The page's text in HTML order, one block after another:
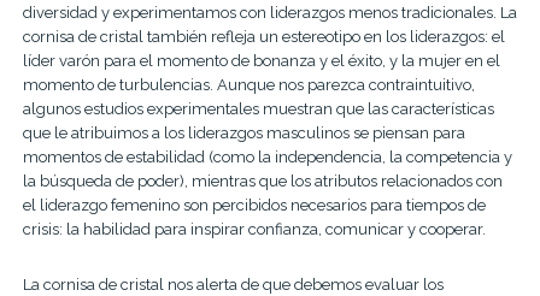
diversidad y experimentamos con liderazgos menos tradicionales. La
cornisa de cristal también refleja un estereotipo en los liderazgos: el
líder varón para el momento de bonanza y el éxito, y la mujer en el
momento de turbulencias. Aunque nos parezca contraintuitivo,
algunos estudios experimentales muestran que las características
que le atribuimos a los liderazgos masculinos se piensan para
momentos de estabilidad (como la independencia, la competencia y
la búsqueda de poder), mientras que los atributos relacionados con
el liderazgo femenino son percibidos necesarios para tiempos de
crisis: la habilidad para inspirar confianza, comunicar y cooperar.
La cornisa de cristal nos alerta de que debemos evaluar los